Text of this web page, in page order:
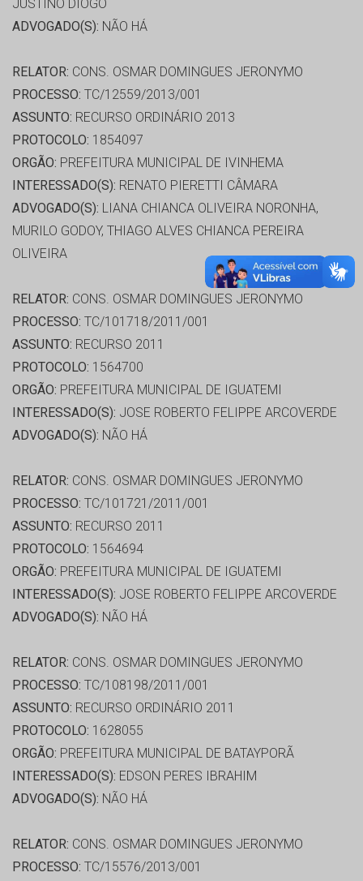
JUSTINO DIOGO
ADVOGADO(S): NÃO HÁ
RELATOR: CONS. OSMAR DOMINGUES JERONYMO
PROCESSO: TC/12559/2013/001
ASSUNTO: RECURSO ORDINÁRIO 2013
PROTOCOLO: 1854097
ORGÃO: PREFEITURA MUNICIPAL DE IVINHEMA
INTERESSADO(S): RENATO PIERETTI CÂMARA
ADVOGADO(S): LIANA CHIANCA OLIVEIRA NORONHA,
MURILO GODOY, THIAGO ALVES CHIANCA PEREIRA
OLIVEIRA
RELATOR: CONS. OSMAR DOMINGUES JERONYMO
PROCESSO: TC/101718/2011/001
ASSUNTO: RECURSO 2011
PROTOCOLO: 1564700
ORGÃO: PREFEITURA MUNICIPAL DE IGUATEMI
INTERESSADO(S): JOSE ROBERTO FELIPPE ARCOVERDE
ADVOGADO(S): NÃO HÁ
RELATOR: CONS. OSMAR DOMINGUES JERONYMO
PROCESSO: TC/101721/2011/001
ASSUNTO: RECURSO 2011
PROTOCOLO: 1564694
ORGÃO: PREFEITURA MUNICIPAL DE IGUATEMI
INTERESSADO(S): JOSE ROBERTO FELIPPE ARCOVERDE
ADVOGADO(S): NÃO HÁ
RELATOR: CONS. OSMAR DOMINGUES JERONYMO
PROCESSO: TC/108198/2011/001
ASSUNTO: RECURSO ORDINÁRIO 2011
PROTOCOLO: 1628055
ORGÃO: PREFEITURA MUNICIPAL DE BATAYPORÃ
INTERESSADO(S): EDSON PERES IBRAHIM
ADVOGADO(S): NÃO HÁ
RELATOR: CONS. OSMAR DOMINGUES JERONYMO
PROCESSO: TC/15576/2013/001